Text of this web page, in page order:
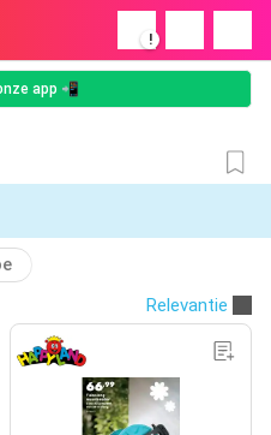
!
app 📲
Relevantie